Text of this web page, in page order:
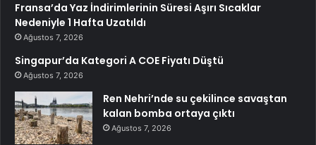
Fransa’da Yaz İndirimlerinin Süresi Aşırı Sıcaklar
Nedeniyle 1 Hafta Uzatıldı
Ağustos 7, 2026
Singapur’da Kategori A COE Fiyatı Düştü
Ağustos 7, 2026
Ren Nehri’nde su çekilince savaştan
kalan bomba ortaya çıktı
Ağustos 7, 2026